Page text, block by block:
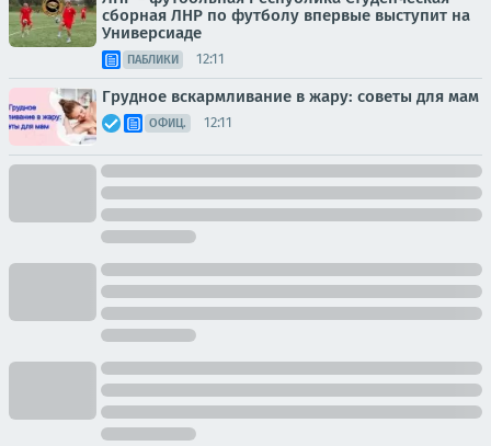
сборная ЛНР по футболу впервые выступит на
Универсиаде
ПАБЛИКИ 12:11
Грудное вскармливание в жару: советы для мам
ОФИЦ. 12:11